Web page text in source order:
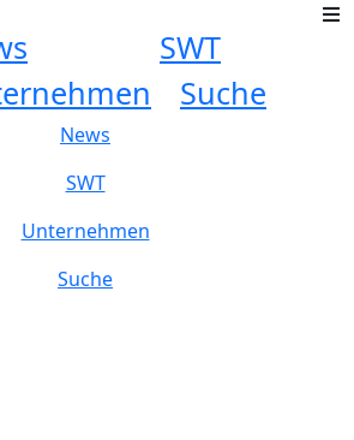
SWT
Suche
News
SWT
Unternehmen
Suche